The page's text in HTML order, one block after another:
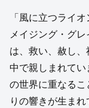
「風に立つライ
メイジング・グ
は、救い、赦し
中で親しまれてい
の世界に重なる
りの響きが生まれ